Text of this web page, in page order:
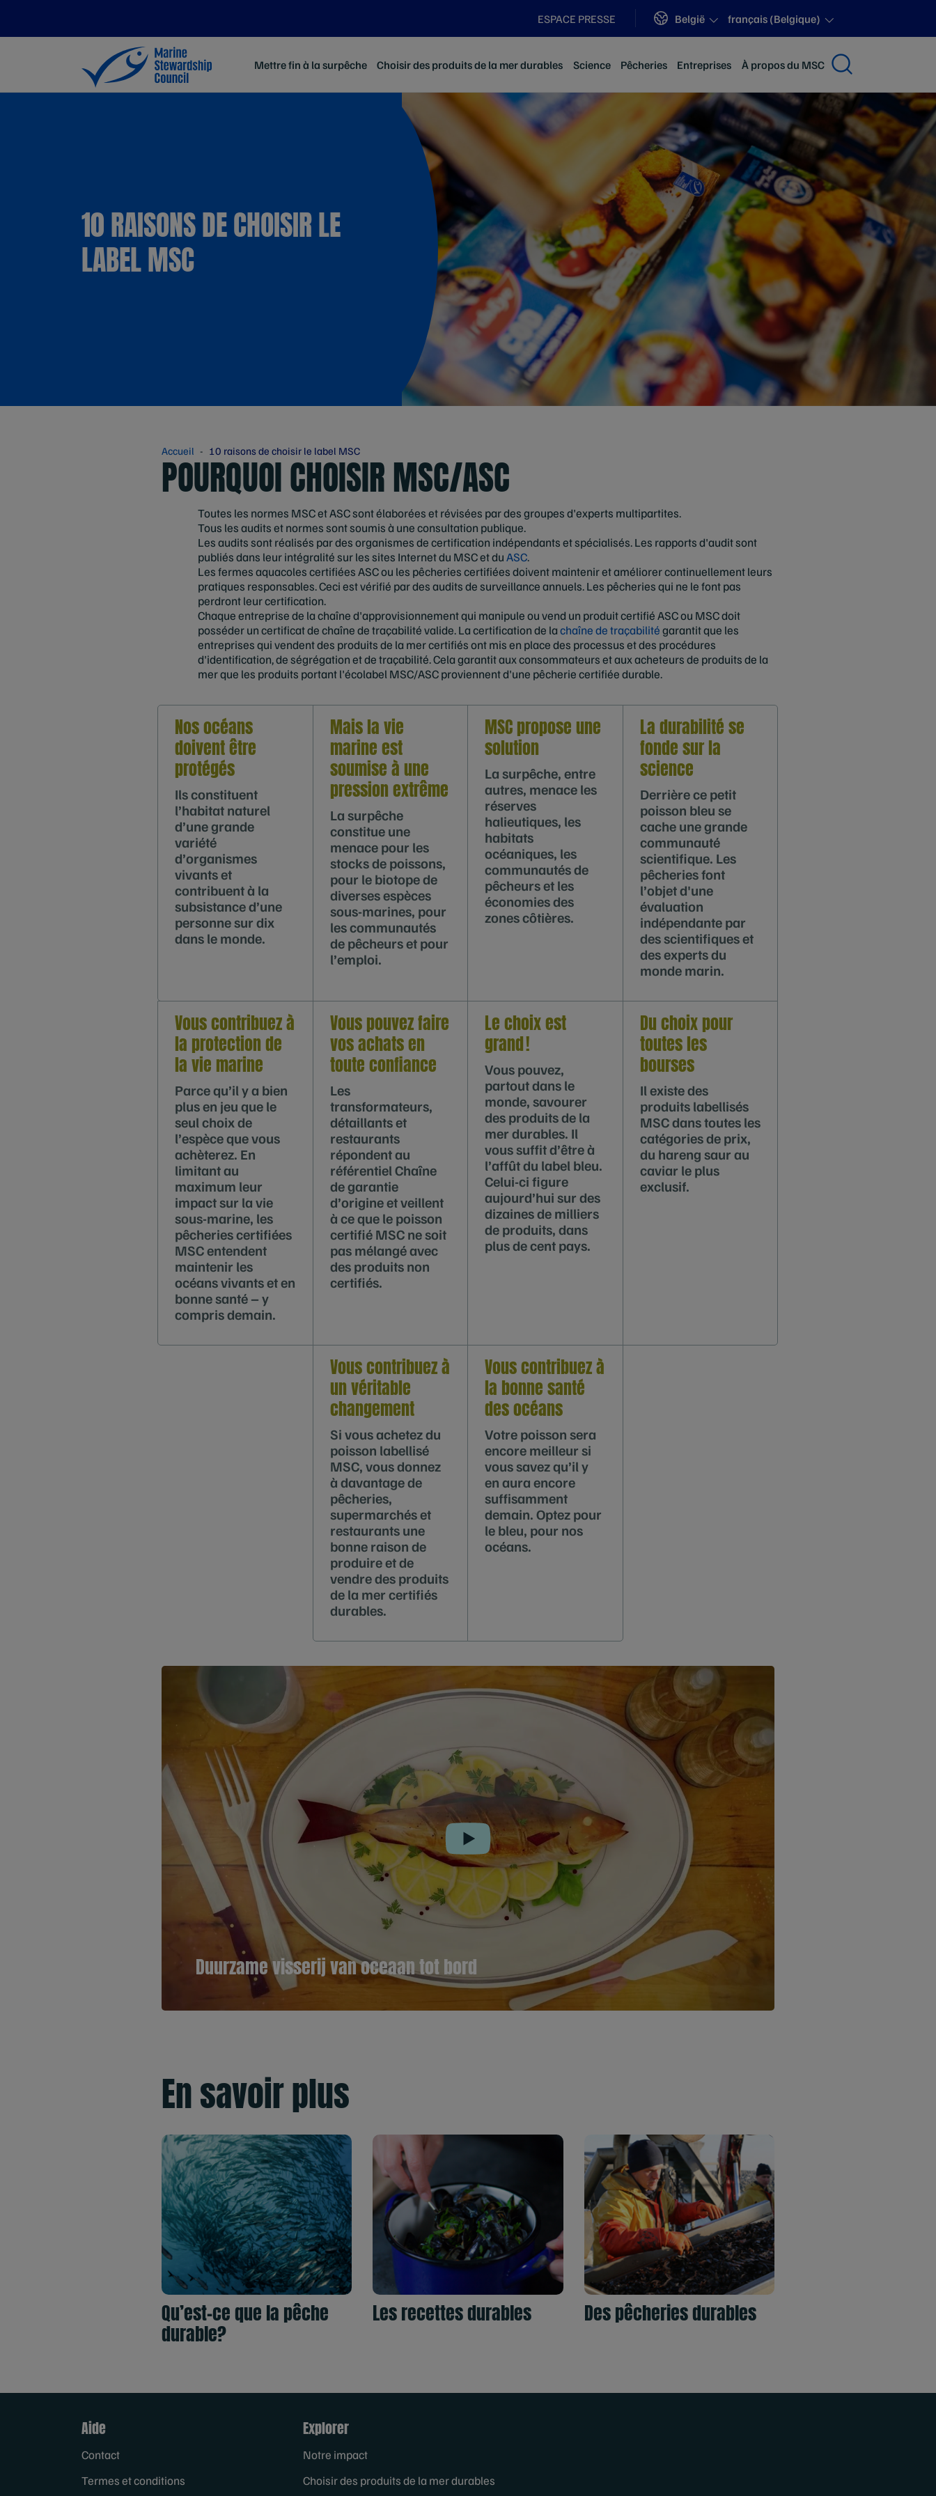
ESPACE PRESSE Sites
België français (Belgique)
Mettre fin à la surpêche Choisir des produits de la mer durables Science Pêcheries Entreprises À propos du MSC
10 RAISONS DE CHOISIR LE
LABEL MSC
Accueil 10 raisons de choisir le label MSC
POURQUOI CHOISIR MSC/ASC
Toutes les normes MSC et ASC sont élaborées et révisées par des groupes d'experts multipartites.
Tous les audits et normes sont soumis à une consultation publique.
Les audits sont réalisés par des organismes de certification indépendants et spécialisés. Les rapports d'audit sont
publiés dans leur intégralité sur les sites Internet du MSC et duASC.
Les fermes aquacoles certifiées ASC ou les pêcheries certifiées doivent maintenir et améliorer continuellement leurs
pratiques responsables. Ceci est vérifié par des audits de surveillance annuels. Les pêcheries qui ne le font pas
perdront leur certification.
Chaque entreprise de la chaîne d'approvisionnement qui manipule ou vend un produit certifié ASC ou MSC doit
posséder un certificat de chaîne de traçabilité valide. La certification de lachaîne de traçabilitégarantit que les
entreprises qui vendent des produits de la mer certifiés ont mis en place des processus et des procédures
d'identification, de ségrégation et de traçabilité. Cela garantit aux consommateurs et aux acheteurs de produits de la
mer que les produits portant l'écolabel MSC/ASC proviennent d'une pêcherie certifiée durable.
Nos océans
doivent être
protégés
Ils constituent
l’habitat naturel
d’une grande
variété
d’organismes
vivants et
contribuent à la
subsistance d’une
personne sur dix
dans le monde.
Mais la vie
marine est
soumise à une
pression extrême
La surpêche
constitue une
menace pour les
stocks de poissons,
pour le biotope de
diverses espèces
sous-marines, pour
les communautés
de pêcheurs et pour
l’emploi.
MSC propose une
solution
La surpêche, entre
autres, menace les
réserves
halieutiques, les
habitats
océaniques, les
communautés de
pêcheurs et les
économies des
zones côtières.
La durabilité se
fonde sur la
science
Derrière ce petit
poisson bleu se
cache une grande
communauté
scientifique. Les
pêcheries font
l’objet d'une
évaluation
indépendante par
des scientifiques et
des experts du
monde marin.
Vous contribuez à
la protection de
la vie marine
Parce qu’il y a bien
plus en jeu que le
seul choix de
l’espèce que vous
achèterez. En
limitant au
maximum leur
impact sur la vie
sous-marine, les
pêcheries certifiées
MSC entendent
maintenir les
océans vivants et en
bonne santé – y
compris demain.
Vous pouvez faire
vos achats en
toute confiance
Les
transformateurs,
détaillants et
restaurants
répondent au
référentiel Chaîne
de garantie
d’origine et veillent
à ce que le poisson
certifié MSC ne soit
pas mélangé avec
des produits non
certifiés.
Le choix est
grand !
Vous pouvez,
partout dans le
monde, savourer
des produits de la
mer durables. Il
vous suffit d’être à
l’affût du label bleu.
Celui-ci figure
aujourd’hui sur des
dizaines de milliers
de produits, dans
plus de cent pays.
Du choix pour
toutes les
bourses
Il existe des
produits labellisés
MSC dans toutes les
catégories de prix,
du hareng saur au
caviar le plus
exclusif.
Vous contribuez à
un véritable
changement
Si vous achetez du
poisson labellisé
MSC, vous donnez
à davantage de
pêcheries,
supermarchés et
restaurants une
bonne raison de
produire et de
vendre des produits
de la mer certifiés
durables.
Vous contribuez à
la bonne santé
des océans
Votre poisson sera
encore meilleur si
vous savez qu’il y
en aura encore
suffisamment
demain. Optez pour
le bleu, pour nos
océans.
Play
Duurzame visserij van oceaan tot bord
En savoir plus
Qu’est-ce que la pêche
durable?
Les recettes durables Des pêcheries durables
Aide
Contact
Termes et conditions
Explorer
Notre impact
Choisir des produits de la mer durables